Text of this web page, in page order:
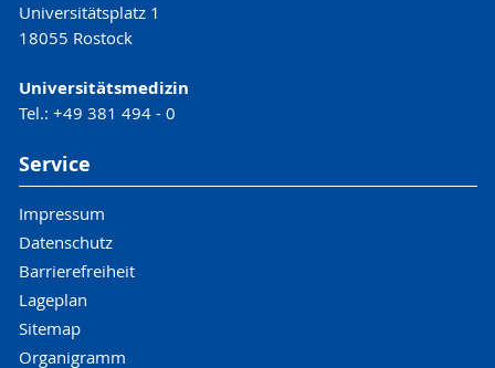
Universitätsplatz 1
18055 Rostock
Universitätsmedizin
Tel.: +49 381 494 - 0
Service
Impressum
Datenschutz
Barrierefreiheit
Lageplan
Sitemap
Organigramm